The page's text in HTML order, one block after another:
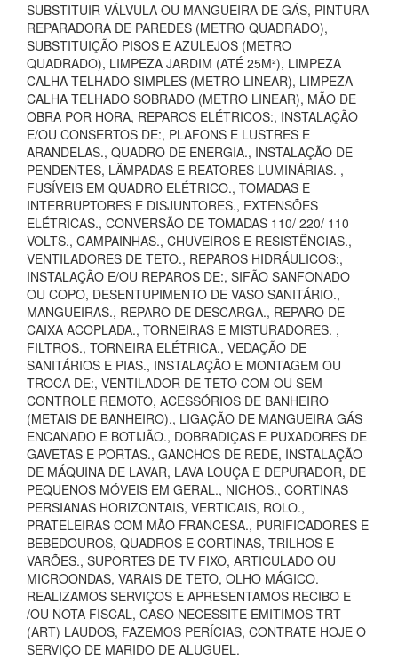
SUBSTITUIR VÁLVULA OU MANGUEIRA DE GÁS, PINTURA
REPARADORA DE PAREDES (METRO QUADRADO),
SUBSTITUIÇÃO PISOS E AZULEJOS (METRO
QUADRADO), LIMPEZA JARDIM (ATÉ 25M²), LIMPEZA
CALHA TELHADO SIMPLES (METRO LINEAR), LIMPEZA
CALHA TELHADO SOBRADO (METRO LINEAR), MÃO DE
OBRA POR HORA, REPAROS ELÉTRICOS:, INSTALAÇÃO
E/OU CONSERTOS DE:, PLAFONS E LUSTRES E
ARANDELAS., QUADRO DE ENERGIA., INSTALAÇÃO DE
PENDENTES, LÂMPADAS E REATORES LUMINÁRIAS. ,
FUSÍVEIS EM QUADRO ELÉTRICO., TOMADAS E
INTERRUPTORES E DISJUNTORES., EXTENSÕES
ELÉTRICAS., CONVERSÃO DE TOMADAS 110/ 220/ 110
VOLTS., CAMPAINHAS., CHUVEIROS E RESISTÊNCIAS.,
VENTILADORES DE TETO., REPAROS HIDRÁULICOS:,
INSTALAÇÃO E/OU REPAROS DE:, SIFÃO SANFONADO
OU COPO, DESENTUPIMENTO DE VASO SANITÁRIO.,
MANGUEIRAS., REPARO DE DESCARGA., REPARO DE
CAIXA ACOPLADA., TORNEIRAS E MISTURADORES. ,
FILTROS., TORNEIRA ELÉTRICA., VEDAÇÃO DE
SANITÁRIOS E PIAS., INSTALAÇÃO E MONTAGEM OU
TROCA DE:, VENTILADOR DE TETO COM OU SEM
CONTROLE REMOTO, ACESSÓRIOS DE BANHEIRO
(METAIS DE BANHEIRO)., LIGAÇÃO DE MANGUEIRA GÁS
ENCANADO E BOTIJÃO., DOBRADIÇAS E PUXADORES DE
GAVETAS E PORTAS., GANCHOS DE REDE, INSTALAÇÃO
DE MÁQUINA DE LAVAR, LAVA LOUÇA E DEPURADOR, DE
PEQUENOS MÓVEIS EM GERAL., NICHOS., CORTINAS
PERSIANAS HORIZONTAIS, VERTICAIS, ROLO.,
PRATELEIRAS COM MÃO FRANCESA., PURIFICADORES E
BEBEDOUROS, QUADROS E CORTINAS, TRILHOS E
VARÕES., SUPORTES DE TV FIXO, ARTICULADO OU
MICROONDAS, VARAIS DE TETO, OLHO MÁGICO.
REALIZAMOS SERVIÇOS E APRESENTAMOS RECIBO E
/OU NOTA FISCAL, CASO NECESSITE EMITIMOS TRT
(ART) LAUDOS, FAZEMOS PERÍCIAS, CONTRATE HOJE O
SERVIÇO DE MARIDO DE ALUGUEL.